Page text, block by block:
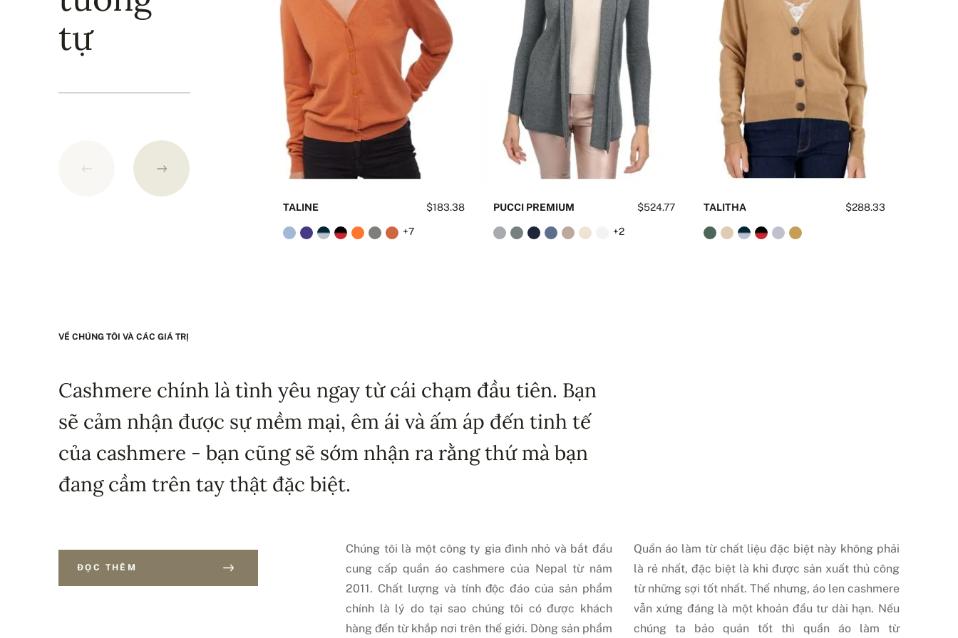
hơn 250 USD.
tự
$183.38
TALINE
+7
$524.77
PUCCI PREMIUM
+2
$288.33
TALITHA
VỀ CHÚNG TÔI VÀ CÁC GIÁ TRỊ
Cashmere chính là tình yêu ngay từ cái chạm đầu tiên. Bạn
sẽ cảm nhận được sự mềm mại, êm ái và ấm áp đến tinh tế
của cashmere - bạn cũng sẽ sớm nhận ra rằng thứ mà bạn
đang cầm trên tay thật đặc biệt.
Chúng tôi là một công ty gia đình nhỏ và bắt đầu
cung cấp quần áo cashmere của Nepal từ năm
2011. Chất lượng và tính độc đáo của sản phẩm
chính là lý do tại sao chúng tôi có được khách
hàng đến từ khắp nơi trên thế giới. Dòng sản phẩm
Quần áo làm từ chất liệu đặc biệt này không phải
là rẻ nhất, đặc biệt là khi được sản xuất thủ công
từ những sợi tốt nhất. Thế nhưng, áo len cashmere
vẫn xứng đáng là một khoản đầu tư dài hạn. Nếu
chúng ta bảo quản tốt thì quần áo làm từ
ĐỌC THÊM